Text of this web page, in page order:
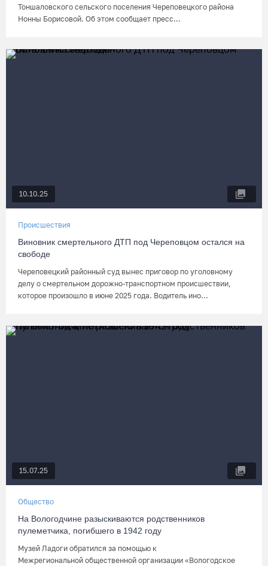
Тоншаловского сельского поселения Череповецкого района
Нонны Борисовой. Об этом сообщает пресс...
10.10.25
Происшествия
Виновник смертельного ДТП под Череповцом остался на
свободе
Череповецкий районный суд вынес приговор по уголовному
делу о смертельном дорожно-транспортном происшествии,
которое произошло в июне 2025 года. Водитель ино...
15.07.25
Общество
На Вологодчине разыскиваются родственников
пулеметчика, погибшего в 1942 году
Музей Ладоги обратился за помощью к
Межрегиональной общественной организации «Вологодское